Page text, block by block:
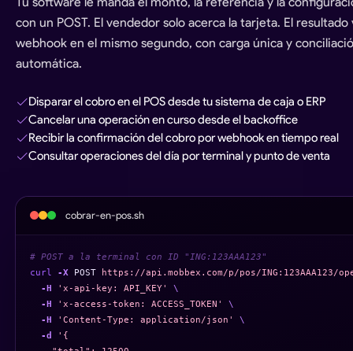
con un POST. El vendedor solo acerca la tarjeta. El
webhook en el mismo segundo, con carga única y
automática.
Disparar el cobro en el POS desde tu sistema de caja o ERP
Cancelar una operación en curso desde el backoffice
Recibir la confirmación del cobro por webhook en tiempo real
Consultar operaciones del día por terminal y punto de venta
cobrar-en-pos.sh
# POST a la terminal con ID "ING:123AAA123"
curl
-X POST
https://api.mobbex.com/p/pos/ING:123AAA123/
-H
'x-api-key: API_KEY'
\
-H
'x-access-token: ACCESS_TOKEN'
\
-H
'Content-Type: application/json'
\
-d
'{